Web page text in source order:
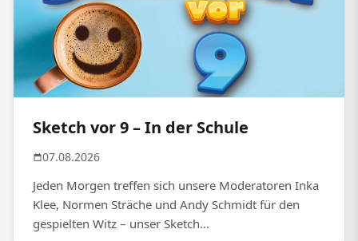
Sketch vor 9 – In der Schule
07.08.2026
Jeden Morgen treffen sich unsere Moderatoren Inka
Klee, Normen Sträche und Andy Schmidt für den
gespielten Witz – unser Sketch...